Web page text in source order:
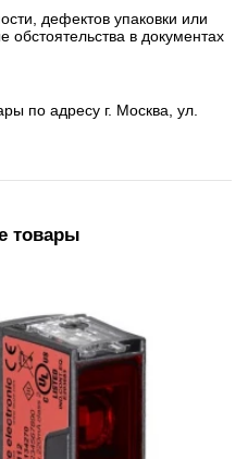
дефектов упаковки или
обстоятельства в документах
по адресу г. Москва, ул.
товары